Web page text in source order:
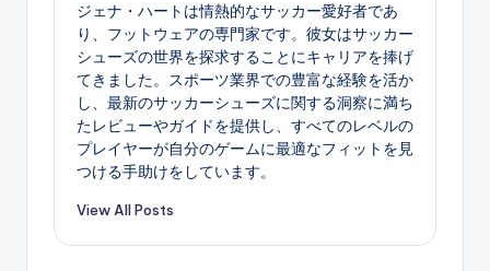
ジェナ・ハートは情熱的なサッカー愛好者であ
り、フットウェアの専門家です。彼女はサッカー
シューズの世界を探求することにキャリアを捧げ
てきました。スポーツ業界での豊富な経験を活か
し、最新のサッカーシューズに関する洞察に満ち
たレビューやガイドを提供し、すべてのレベルの
プレイヤーが自分のゲームに最適なフィットを見
つける手助けをしています。
View All Posts